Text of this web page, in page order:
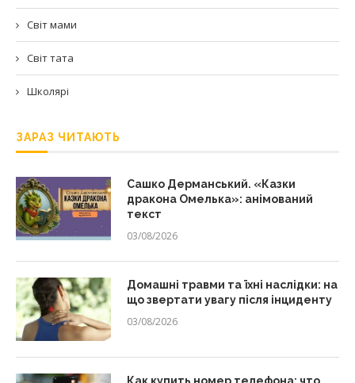
Світ мами
Світ тата
Школярі
ЗАРАЗ ЧИТАЮТЬ
Сашко Дерманський. «Казки
дракона Омелька»: анімований
текст
03/08/2026
Домашні травми та їхні наслідки: на
що звертати увагу після інциденту
03/08/2026